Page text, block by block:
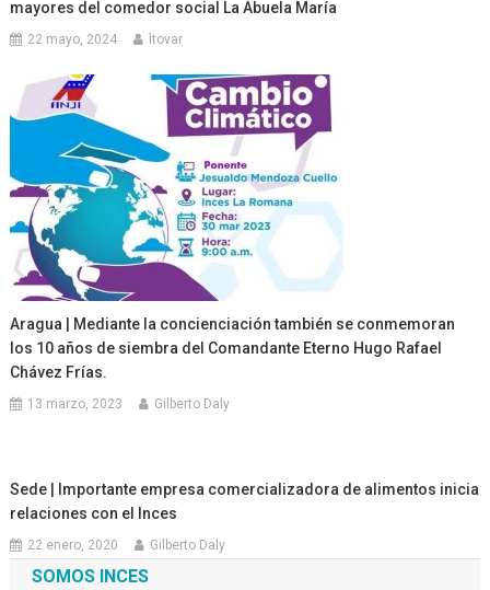
mayores del comedor social La Abuela María
22 mayo, 2024 ltovar
Aragua | Mediante la concienciación también se conmemoran
los 10 años de siembra del Comandante Eterno Hugo Rafael
Chávez Frías.
13 marzo, 2023 Gilberto Daly
Sede | Importante empresa comercializadora de alimentos inicia
relaciones con el Inces
22 enero, 2020 Gilberto Daly
SOMOS INCES